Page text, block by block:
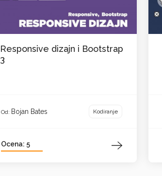
Responsive dizajn i Bootstrap
3
Od: Bojan Bates Kodiranje
Ocena: 5